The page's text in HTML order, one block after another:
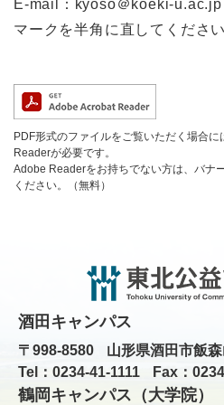
E-mail：kyoso＠koeki-
マークを半角に直してください
PDF形式のファイルをご覧いただく場合
Readerが必要です。
Adobe Readerをお持ちでない方は、バナ
ください。（無料）
酒田キャンパス
〒998-8580
山形県酒田市飯
Tel：0234-41-1111
Fax：
鶴岡キャンパス（大学院）